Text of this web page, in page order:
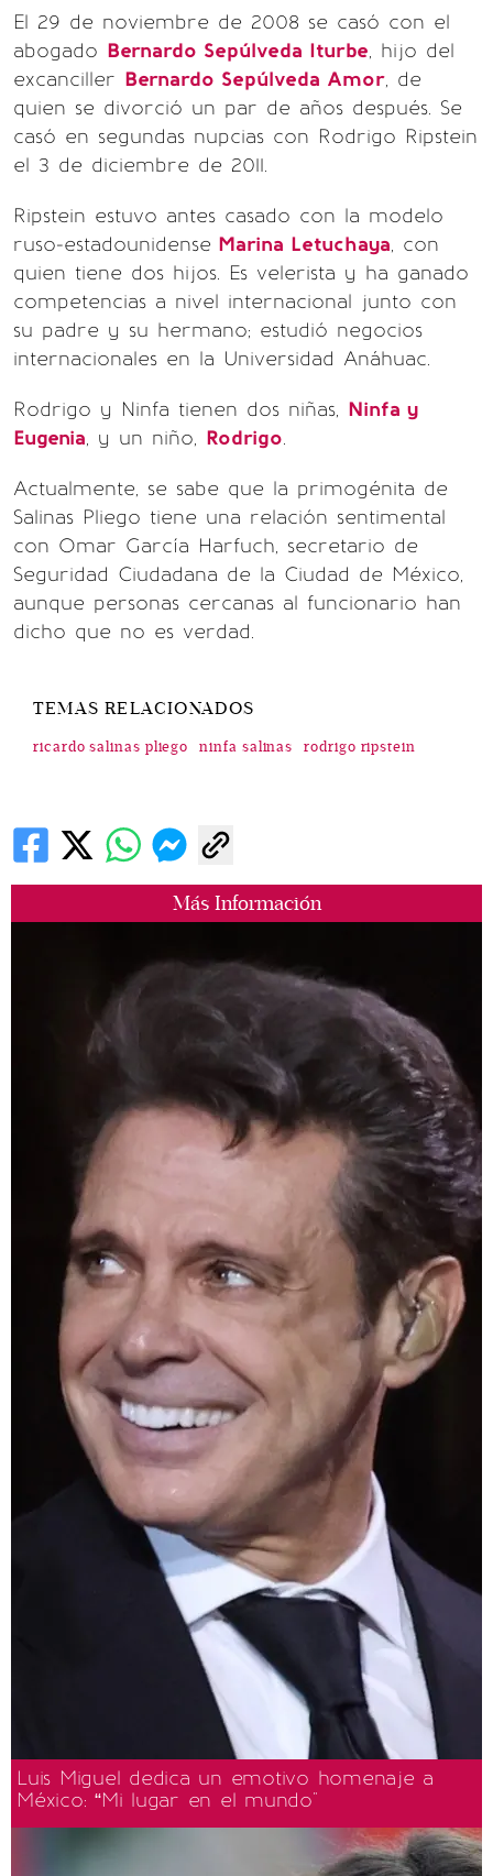
Más Información
Luis Miguel dedica un emotivo homenaje a
México: “Mi lugar en el mundo"
El 29 de noviembre de 2008 se casó con el
abogado Bernardo Sepúlveda Iturbe, hijo del
excanciller Bernardo Sepúlveda Amor, de
quien se divorció un par de años después. Se
casó en segundas nupcias con Rodrigo Ripstein
el 3 de diciembre de 2011.
Ripstein estuvo antes casado con la modelo
ruso-estadounidense Marina Letuchaya, con
quien tiene dos hijos. Es velerista y ha ganado
competencias a nivel internacional junto con
su padre y su hermano; estudió negocios
internacionales en la Universidad Anáhuac.
Rodrigo y Ninfa tienen dos niñas, Ninfa y
Eugenia, y un niño, Rodrigo.
Actualmente, se sabe que la primogénita de
Salinas Pliego tiene una relación sentimental
con Omar García Harfuch, secretario de
Seguridad Ciudadana de la Ciudad de México,
aunque personas cercanas al funcionario han
dicho que no es verdad.
TEMAS RELACIONADOS
ricardo salinas pliego ninfa salinas rodrigo ripstein